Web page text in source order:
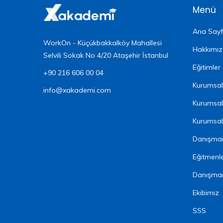
WorkOn - Küçükbakkalköy Mahallesi
Selvili Sokak No 4/20 Ataşehir İstanbul
+90 216 606 00 04
info@xakademi.com
Menü
Ana
Eğitimler
Kurumsal
Ekibimiz
SSS